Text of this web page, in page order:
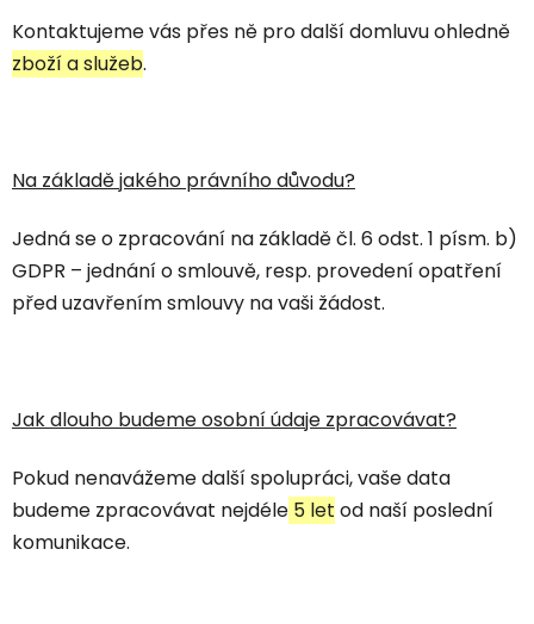
Kontaktujeme vás přes ně pro další domluvu ohledně
zboží a služeb.
Na základě jakého právního důvodu?
Jedná se o zpracování na základě čl. 6 odst. 1 písm. b)
GDPR – jednání o smlouvě, resp. provedení opatření
před uzavřením smlouvy na vaši žádost.
Jak dlouho budeme osobní údaje zpracovávat?
Pokud nenavážeme další spolupráci, vaše data
budeme zpracovávat nejdéle 5 let od naší poslední
komunikace.